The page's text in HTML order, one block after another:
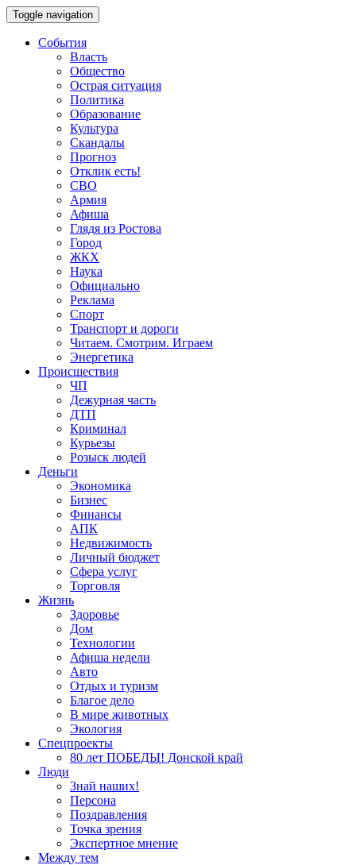
Toggle navigation
События
Власть
Общество
Острая ситуация
Политика
Образование
Культура
Скандалы
Прогноз
Отклик есть!
СВО
Армия
Афиша
Глядя из Ростова
Город
ЖКХ
Наука
Официально
Реклама
Спорт
Транспорт и дороги
Читаем. Смотрим. Играем
Энергетика
Происшествия
ЧП
Дежурная часть
ДТП
Криминал
Курьезы
Розыск людей
Деньги
Экономика
Бизнес
Финансы
АПК
Недвижимость
Личный бюджет
Сфера услуг
Торговля
Жизнь
Здоровье
Дом
Технологии
Афиша недели
Авто
Отдых и туризм
Благое дело
В мире животных
Экология
Спецпроекты
80 лет ПОБЕДЫ! Донской край
Люди
Знай наших!
Персона
Поздравления
Точка зрения
Экспертное мнение
Между тем